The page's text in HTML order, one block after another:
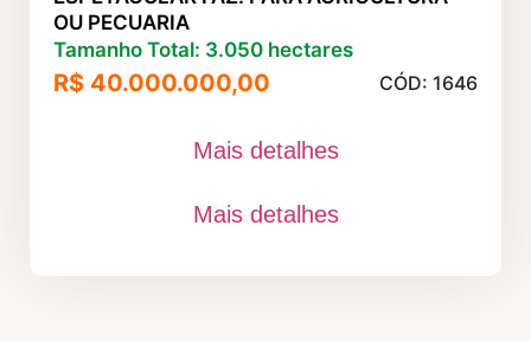
OU PECUARIA
Tamanho Total: 3.050 hectares
R$ 40.000.000,00 CÓD: 1646
Mais detalhes
Mais detalhes